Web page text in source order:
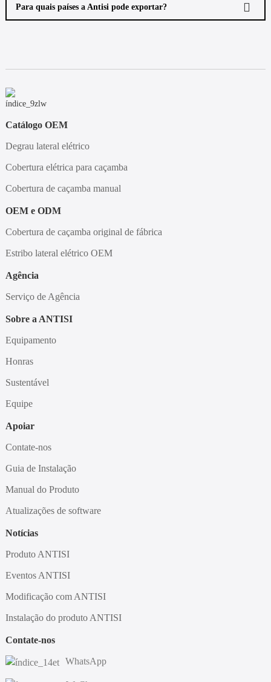
Para quais países a Antisi pode exportar?
Catálogo OEM
Degrau lateral elétrico
Cobertura elétrica para caçamba
Cobertura de caçamba manual
OEM e ODM
Cobertura de caçamba original de fábrica
Estribo lateral elétrico OEM
Agência
Serviço de Agência
Sobre a ANTISI
Equipamento
Honras
Sustentável
Equipe
Apoiar
Contate-nos
Guia de Instalação
Manual do Produto
Atualizações de software
Notícias
Produto ANTISI
Eventos ANTISI
Modificação com ANTISI
Instalação do produto ANTISI
Contate-nos
WhatsApp